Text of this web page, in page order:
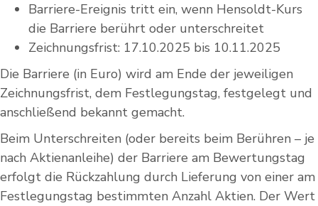
Barriere-Ereignis tritt ein, wenn Hensoldt-Kurs
die Barriere berührt oder unterschreitet
Zeichnungsfrist: 17.10.2025 bis 10.11.2025
Die Barriere (in Euro) wird am Ende der jeweiligen
Zeichnungsfrist, dem Festlegungstag, festgelegt und
anschließend bekannt gemacht.
Beim Unterschreiten (oder bereits beim Berühren – je
nach Aktienanleihe) der Barriere am Bewertungstag
erfolgt die Rückzahlung durch Lieferung von einer am
Festlegungstag bestimmten Anzahl Aktien. Der Wert